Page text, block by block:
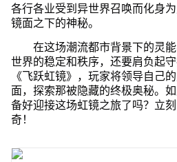
各行各业受到异世界召唤而化身
镜面之下的神秘。
在这场潮流都市背景下的灵
世界的稳定和秩序，还要肩负起
《飞跃虹镜》，玩家将领导自己
面，探索那被隐藏的终极奥秘。
备好迎接这场虹镜之旅了吗？立
奇！